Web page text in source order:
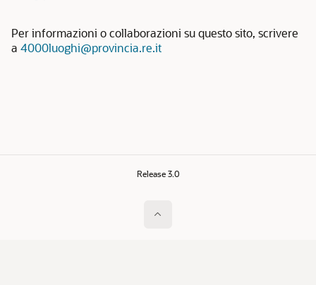
Per informazioni o collaborazioni su questo sito, scrivere
a 4000luoghi@provincia.re.it
Release 3.0